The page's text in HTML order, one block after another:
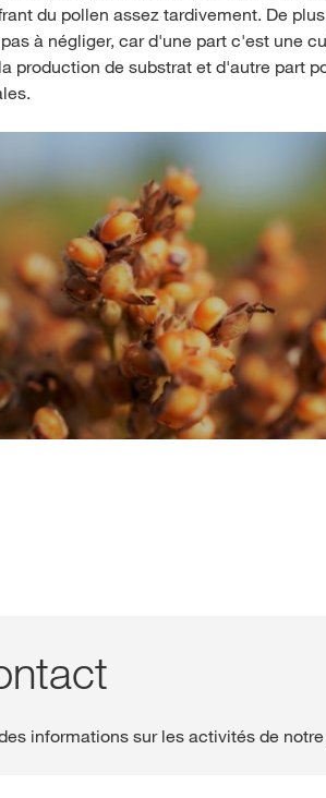
du pollen assez tardivement. De
à négliger, car d'une part c'est une
production de substrat et d'autre part
informations sur les activités de